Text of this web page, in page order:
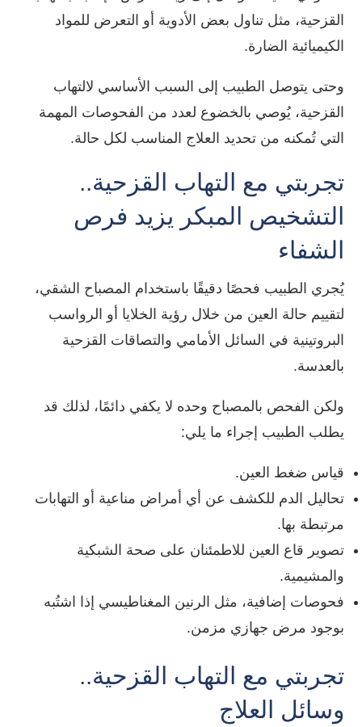
القزحية، مثل تناول بعض الأدوية أو التعرض للمواد
الكيميائية الضارة.
وحتى يتوصل الطبيب إلى السبب الأساسي لالتهاب
القزحية، يُوصي بالخضوع لعدد من الفحوصات المهمة
التي تُمكنه من تحديد العلاج المناسب لكل حالة.
تجربتي مع التهاب القزحية..
التشخيص المبكر يزيد فرص
الشفاء
يُجري الطبيب فحصًا دقيقًا باستخدام المصباح الشقي،
لتقييم حالة العين من خلال رؤية الخلايا أو الرواسب
البروتينية في السائل الأمامي والتصاقات القزحية
بالعدسة.
ولكن الفحص بالمصباح وحده لا يكفي دائمًا، لذلك قد
يطلب الطبيب إجراء ما يلي:
قياس ضغط العين.
تحاليل الدم للكشف عن أي أمراض مناعية أو التهابات
مرتبطة بها.
تصوير قاع العين للاطمئنان على صحة الشبكية
والمشيمية.
فحوصات إضافية، مثل الرنين المغناطيسي إذا اشتُبه
بوجود مرض جهازي مزمن.
تجربتي مع التهاب القزحية..
وسائل العلاج